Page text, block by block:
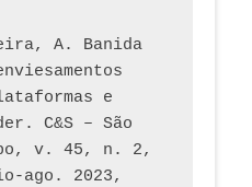
A. Banida
e
C&S – São
v. 45, n. 2,
ago. 2023,